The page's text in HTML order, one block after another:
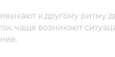
к другому ритму
чаще возникают